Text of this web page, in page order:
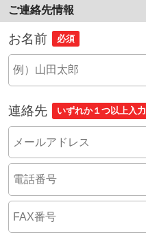
ご連絡先情報
お名前 必須
連絡先 いずれか１つ以上入力